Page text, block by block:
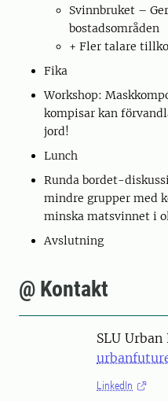
Svinnbruket –
bostadsområden
+ Fler talare
Fika
Workshop:
kompisar kan
jord!
Lunch
Runda bordet-
mindre grupper med
minska matsvinnet i
Avslutning
@ Kontakt
SLU Urban
LinkedIn